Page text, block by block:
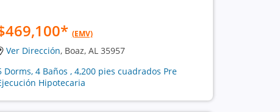
* (EMV)
Ver Dirección, Boaz, AL 35957
Dorms, 4 Baños , 4,200 pies cuadrados Pre
Hipotecaria